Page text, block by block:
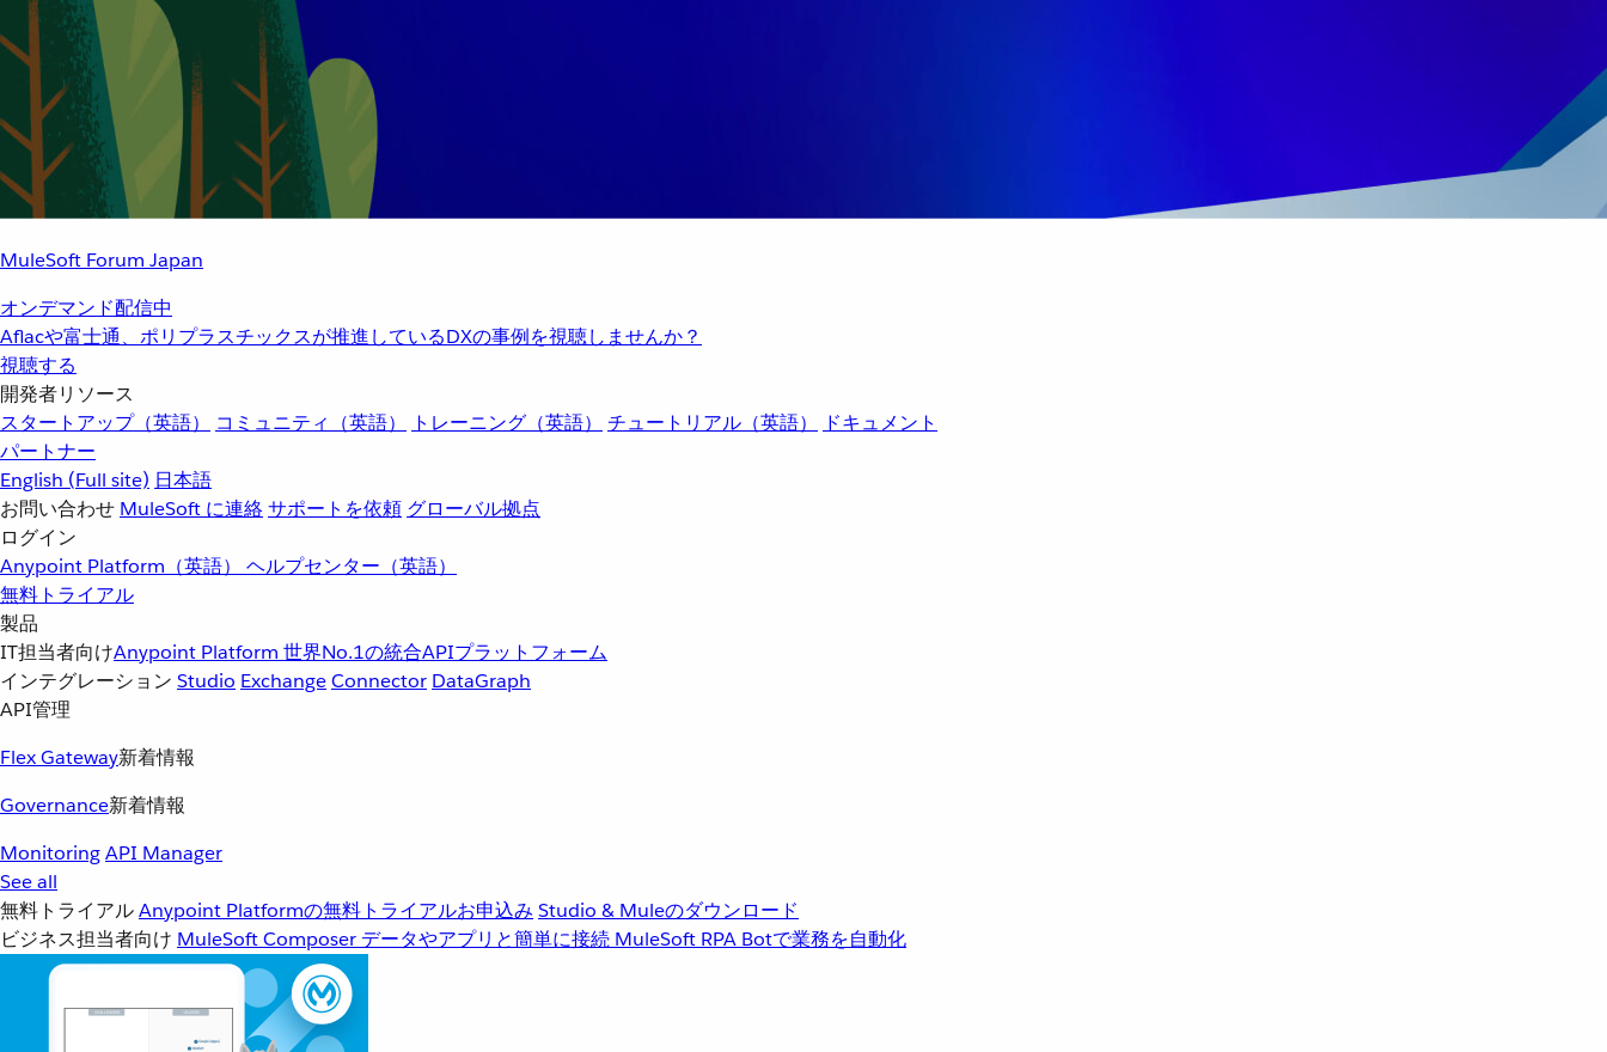
MuleSoft Forum Japan
オンデマンド配信中
Aflacや富士通、ポリプラスチックスが推進しているDXの事例を視聴しませんか？
視聴する
開発者リソース
スタートアップ（英語）
コミュニティ（英語） トレーニング（英語） チュートリアル（英語）
ドキュメント
パートナー
English (Full site) 日本語
お問い合わせ MuleSoft に連絡サポートを依頼 グローバル拠点
ログイン
Anypoint Platform（英語） ヘルプセンター（英語）
無料トライアル
製品
IT担当者向けAnypoint Platform 世界No.1の統合APIプラットフォーム
インテグレーション Studio ExchangeConnector DataGraph
API管理
Flex Gateway新着情報
Governance新着情報
MonitoringAPI Manager
See all
無料トライアルAnypoint Platformの無料トライアルお申込み Studio & Muleのダウンロード
ビジネス担当者向け MuleSoft Composer データやアプリと簡単に接続 MuleSoft RPA Botで業務を自動化